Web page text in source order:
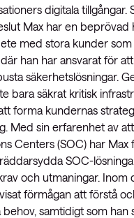
digitala tillgångar.
Max har en beprövad
med stora kunder som
han har ansvarat för
säkerhetslösningar.
bara säkrat kritisk
forma kundernas
Med sin erfarenhet av
Centers (SOC) har Max
SOC-
och utmaningar. Inom
förmågan att förstå
samtidigt som han